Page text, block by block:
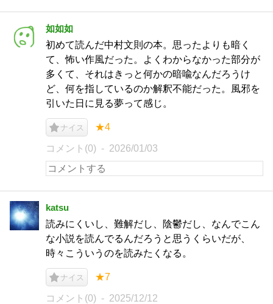
如如如
初めて読んだ中村文則の本。思ったよりも暗く
て、怖い作風だった。よくわからなかった部分が
多くて、それはきっと何かの暗喩なんだろうけ
ど、何を指しているのか解釈不能だった。風邪を
引いた日に見る夢って感じ。
ナイス ★4
コメント(0) 2026/01/03
katsu
読みにくいし、難解だし、陰鬱だし、なんでこん
な小説を読んでるんだろうと思うくらいだが、
時々こういうのを読みたくなる。
ナイス ★7
コメント(0) 2025/12/12